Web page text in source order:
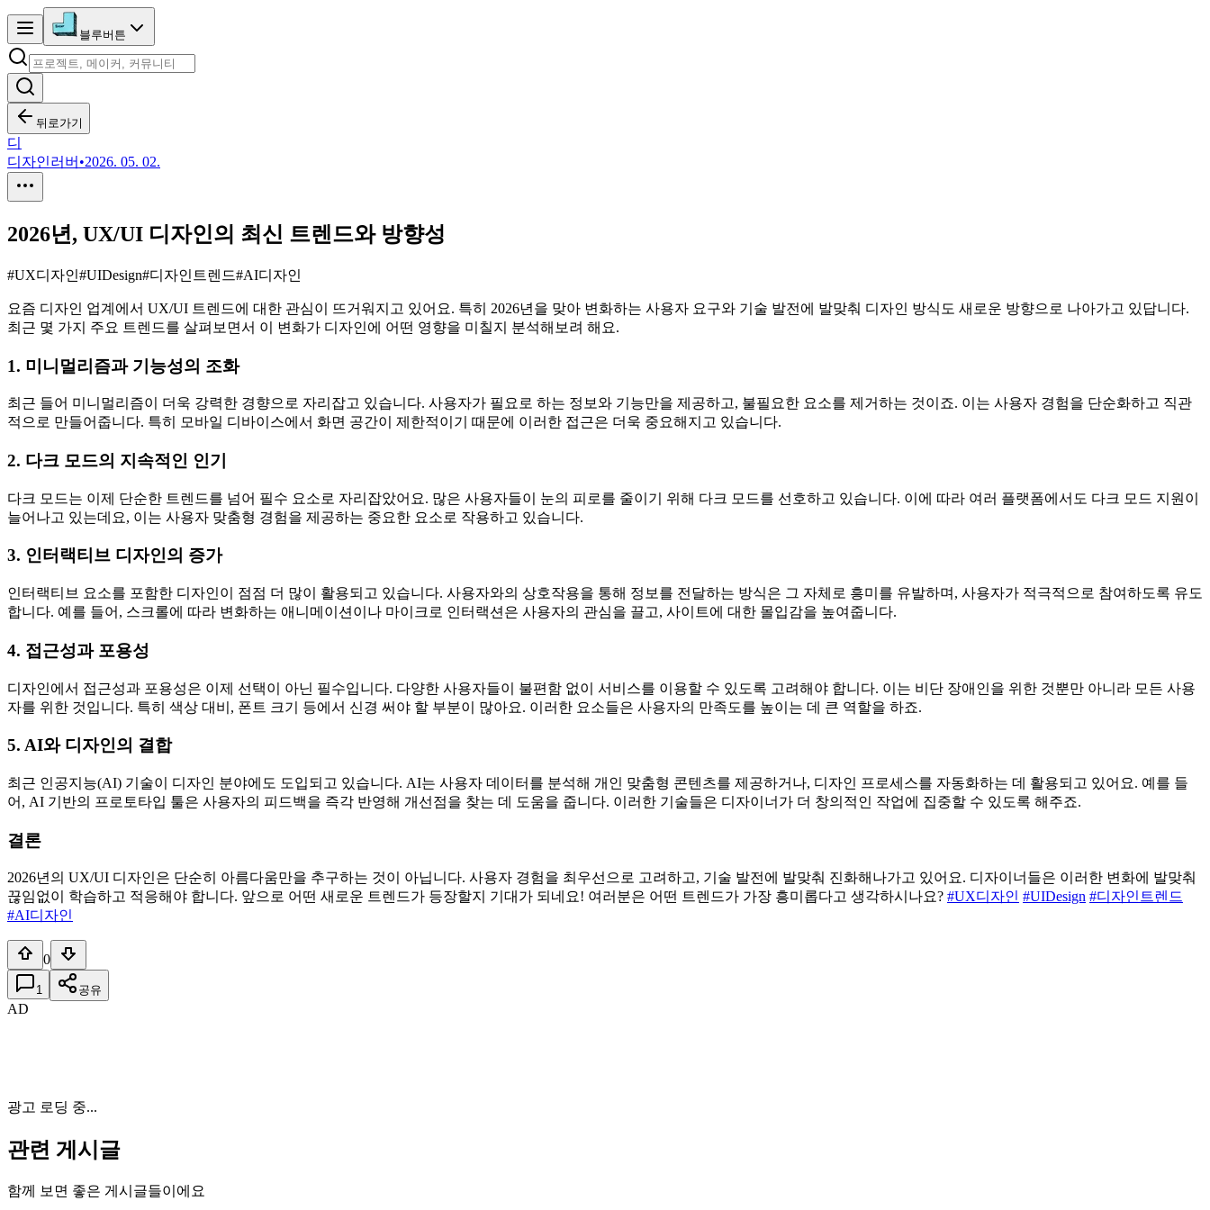
블루버튼
뒤로가기
디
디자인러버 •2026. 05. 02.
2026년, UX/UI 디자인의 최신 트렌드와 방향성
#UX디자인#UIDesign#디자인트렌드#AI디자인
요즘 디자인 업계에서 UX/UI 트렌드에 대한 관심이 뜨거워지고 있어요. 특히 2026년을 맞아 변화하는 사용자 요구와 기술 발전에 발맞춰 디자인 방식도 새로운 방향으로 나아가고 있답니다.
최근 몇 가지 주요 트렌드를 살펴보면서 이 변화가 디자인에 어떤 영향을 미칠지 분석해보려 해요.
1. 미니멀리즘과 기능성의 조화
최근 들어 미니멀리즘이 더욱 강력한 경향으로 자리잡고 있습니다. 사용자가 필요로 하는 정보와 기능만을 제공하고, 불필요한 요소를 제거하는 것이죠. 이는 사용자 경험을 단순화하고 직관
적으로 만들어줍니다. 특히 모바일 디바이스에서 화면 공간이 제한적이기 때문에 이러한 접근은 더욱 중요해지고 있습니다.
2. 다크 모드의 지속적인 인기
다크 모드는 이제 단순한 트렌드를 넘어 필수 요소로 자리잡았어요. 많은 사용자들이 눈의 피로를 줄이기 위해 다크 모드를 선호하고 있습니다. 이에 따라 여러 플랫폼에서도 다크 모드 지원이
늘어나고 있는데요, 이는 사용자 맞춤형 경험을 제공하는 중요한 요소로 작용하고 있습니다.
3. 인터랙티브 디자인의 증가
인터랙티브 요소를 포함한 디자인이 점점 더 많이 활용되고 있습니다. 사용자와의 상호작용을 통해 정보를 전달하는 방식은 그 자체로 흥미를 유발하며, 사용자가 적극적으로 참여하도록 유도
합니다. 예를 들어, 스크롤에 따라 변화하는 애니메이션이나 마이크로 인터랙션은 사용자의 관심을 끌고, 사이트에 대한 몰입감을 높여줍니다.
4. 접근성과 포용성
디자인에서 접근성과 포용성은 이제 선택이 아닌 필수입니다. 다양한 사용자들이 불편함 없이 서비스를 이용할 수 있도록 고려해야 합니다. 이는 비단 장애인을 위한 것뿐만 아니라 모든 사용
자를 위한 것입니다. 특히 색상 대비, 폰트 크기 등에서 신경 써야 할 부분이 많아요. 이러한 요소들은 사용자의 만족도를 높이는 데 큰 역할을 하죠.
5. AI와 디자인의 결합
최근 인공지능(AI) 기술이 디자인 분야에도 도입되고 있습니다. AI는 사용자 데이터를 분석해 개인 맞춤형 콘텐츠를 제공하거나, 디자인 프로세스를 자동화하는 데 활용되고 있어요. 예를 들
어, AI 기반의 프로토타입 툴은 사용자의 피드백을 즉각 반영해 개선점을 찾는 데 도움을 줍니다. 이러한 기술들은 디자이너가 더 창의적인 작업에 집중할 수 있도록 해주죠.
결론
2026년의 UX/UI 디자인은 단순히 아름다움만을 추구하는 것이 아닙니다. 사용자 경험을 최우선으로 고려하고, 기술 발전에 발맞춰 진화해나가고 있어요. 디자이너들은 이러한 변화에 발맞춰
끊임없이 학습하고 적응해야 합니다. 앞으로 어떤 새로운 트렌드가 등장할지 기대가 되네요! 여러분은 어떤 트렌드가 가장 흥미롭다고 생각하시나요? #UX디자인 #UIDesign #디자인트렌드
#AI디자인
0
1 공유
AD
광고 로딩 중...
관련 게시글
함께 보면 좋은 게시글들이에요